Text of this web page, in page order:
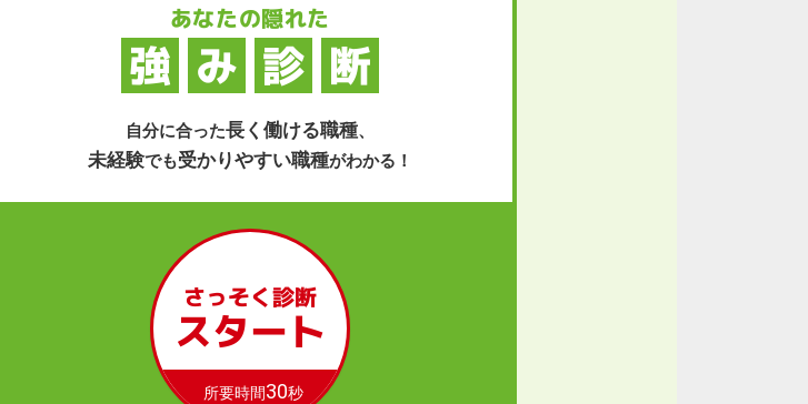
あなたの隠れた
強 み 診 断
自分に合った長く働ける職種、
未経験でも受かりやすい職種がわかる！
さっそく診断
スタート
所要時間30秒